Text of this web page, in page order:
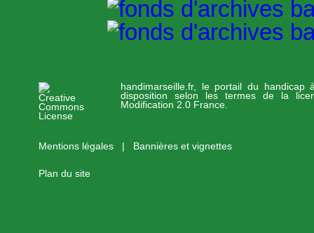
handimarseille.fr, le portail du handicap
disposition selon les termes de la
Modification 2.0 France.
Mentions légales Bannières et vignettes
Plan du site